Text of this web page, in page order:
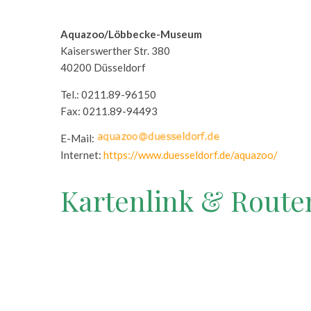
Aquazoo/Löbbecke-Museum
Kaiserswerther Str. 380
40200 Düsseldorf
Tel.: 0211.89-96150
Fax: 0211.89-94493
E-Mail:
Internet: https://www.duesseldorf.de/aquazoo/
Kartenlink &